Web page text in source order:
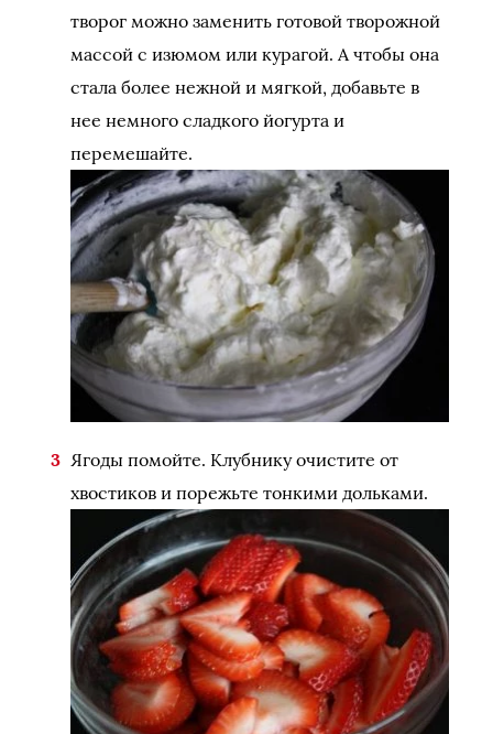
творог можно заменить готовой творожной
массой с изюмом или курагой. А чтобы она
стала более нежной и мягкой, добавьте в
нее немного сладкого йогурта и
перемешайте.
Ягоды помойте. Клубнику очистите от
хвостиков и порежьте тонкими дольками.